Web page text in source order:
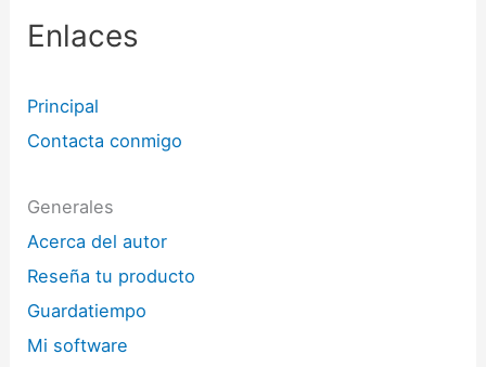
Enlaces
Principal
Contacta conmigo
Generales
Acerca del autor
Reseña tu producto
Guardatiempo
Mi software